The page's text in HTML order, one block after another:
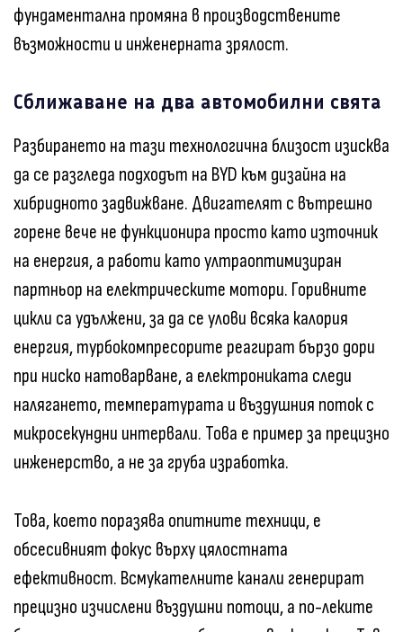
фундаментална промяна в производствените
възможности и инженерната зрялост.
Сближаване на два автомобилни свята
Разбирането на тази технологична близост изисква
да се разгледа подходът на BYD към дизайна на
хибридното задвижване. Двигателят с вътрешно
горене вече не функционира просто като източник
на енергия, а работи като ултраоптимизиран
партньор на електрическите мотори. Горивните
цикли са удължени, за да се улови всяка калория
енергия, турбокомпресорите реагират бързо дори
при ниско натоварване, а електрониката следи
налягането, температурата и въздушния поток с
микросекундни интервали. Това е пример за прецизно
инженерство, а не за груба изработка.
Това, което поразява опитните техници, е
обсесивният фокус върху цялостната
ефективност. Всмукателните канали генерират
прецизно изчислени въздушни потоци, а по-леките